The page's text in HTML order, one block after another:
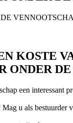
KOSTE
ONDER
een
u als